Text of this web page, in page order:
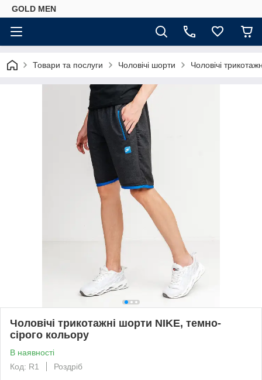
GOLD MEN
Товари та послуги Чоловічі шорти Чоловічі
Чоловічі трикотажні шорти NIKE, темно-
сірого кольору
В наявності
Код: R1
Роздріб